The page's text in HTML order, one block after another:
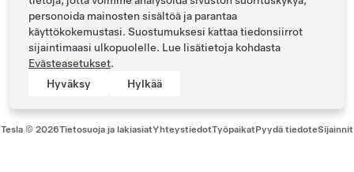
Pe
17:00
La - Su Suljettu
Tesla © 2026Tietosuoja ja lakiasiatYhteystiedotTyöpaikatPyydä tiedoteSijainnit
personoida mainosten sisältöä ja parantaa
käyttökokemustasi. Suostumuksesi kattaa tiedonsiirrot
sijaintimaasi ulkopuolelle. Lue lisätietoja kohdasta
Evästeasetukset.
Hyväksy
Hylkää